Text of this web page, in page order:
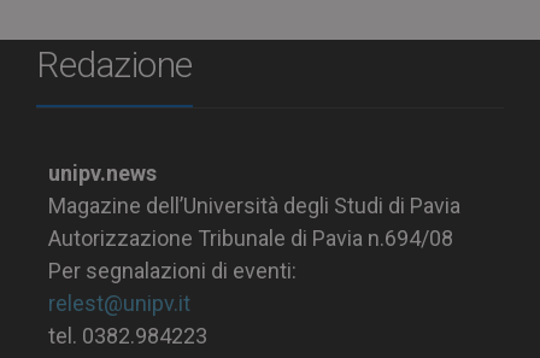
Redazione
unipv.news
Magazine dell’Università degli Studi di Pavia
Autorizzazione Tribunale di Pavia n.694/08
Per segnalazioni di eventi:
relest@unipv.it
tel. 0382.984223